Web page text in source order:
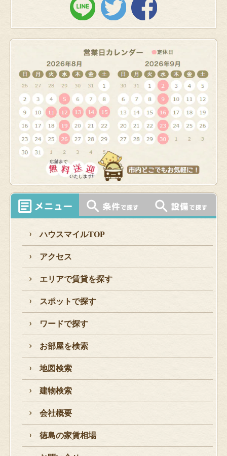
ハウスマイルTOP
アクセス
エリアで賃貸を探す
スポットで探す
ワードで探す
お部屋を検索
地図検索
建物検索
会社概要
徳島の家賃相場